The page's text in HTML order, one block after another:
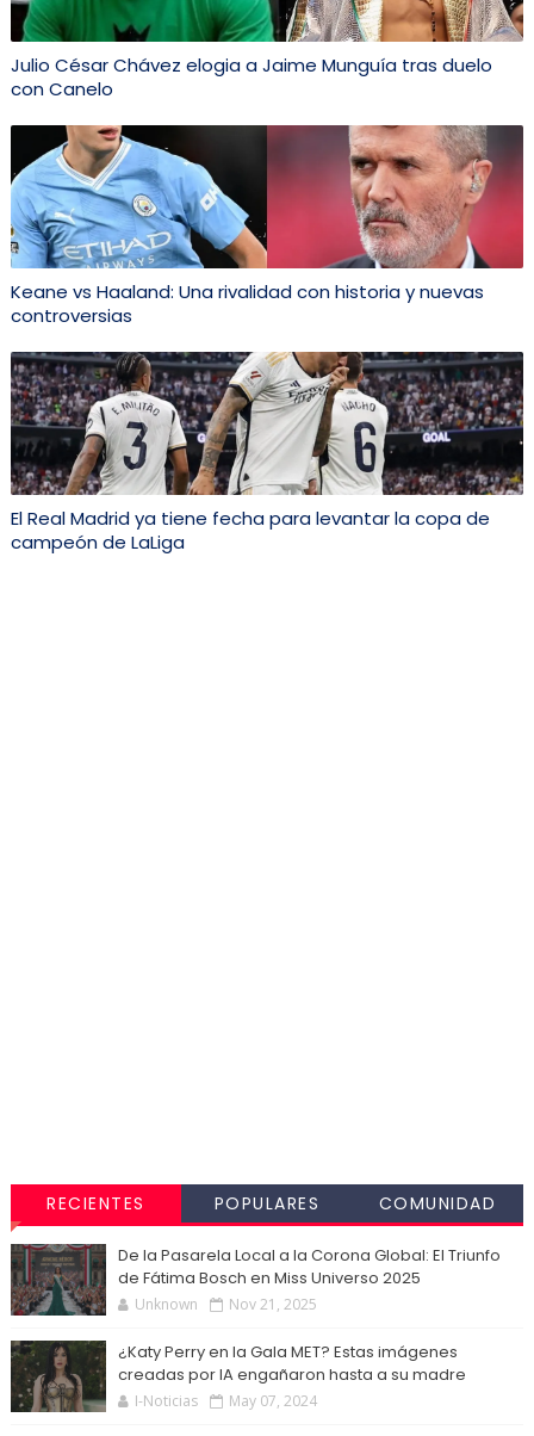
Julio César Chávez elogia a Jaime Munguía tras duelo
con Canelo
Keane vs Haaland: Una rivalidad con historia y nuevas
controversias
El Real Madrid ya tiene fecha para levantar la copa de
campeón de LaLiga
RECIENTES POPULARES COMUNIDAD
De la Pasarela Local a la Corona Global: El Triunfo
de Fátima Bosch en Miss Universo 2025
Unknown Nov 21, 2025
¿Katy Perry en la Gala MET? Estas imágenes
creadas por IA engañaron hasta a su madre
I-Noticias May 07, 2024